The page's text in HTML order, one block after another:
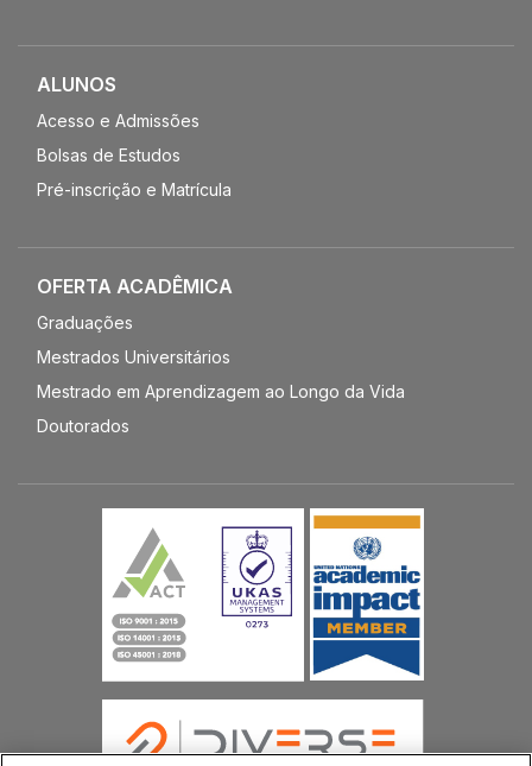
ALUNOS
Acesso e Admissões
Bolsas de Estudos
Pré-inscrição e Matrícula
OFERTA ACADÊMICA
Graduações
Mestrados Universitários
Mestrado em Aprendizagem ao Longo da Vida
Doutorados